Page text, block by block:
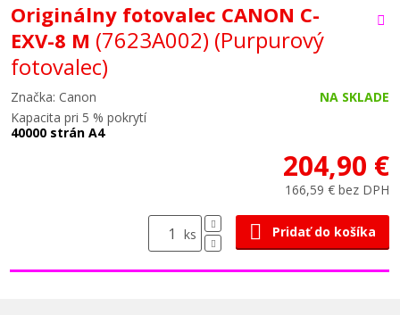
Originálny fotovalec CANON C-
EXV-8 M (7623A002) (Purpurový
fotovalec)
Značka: Canon
NA SKLADE
Kapacita pri 5 % pokrytí
40000 strán A4
204,90 €
166,59 € bez DPH
ks Pridať do košíka